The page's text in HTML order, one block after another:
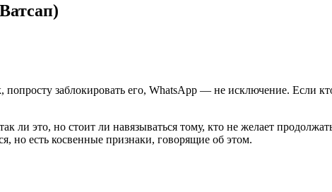
заблокировать его, WhatsApp — не исключение. Если
ли это, но стоит ли навязываться тому, кто не желает
но есть косвенные признаки, говорящие об этом.